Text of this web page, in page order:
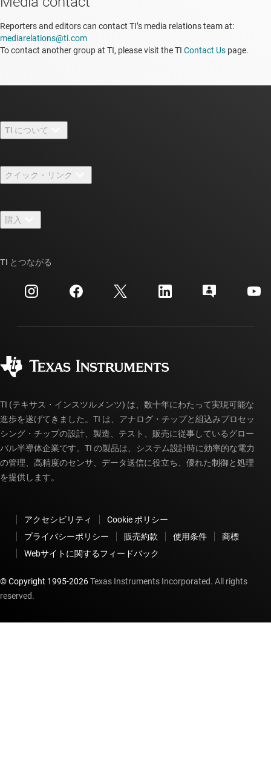
Reporters and editors can contact TI’s media relations team at:
mediarelations@ti.com
To contact another group at TI, please visit the TI Contact Us page.
TI について
採用情報
ニュース
イベント
投資家向け情報
クイック・リンク
TI E2E™ 設計サポート・フォーラム
クロスリファレンス検索
カスタマー・サポート・センター
myTI アカウントの FAQ
購入
ご注文に関する FAQ
TI とつながる
TI (テキサス・インスツルメンツ) は、数十年にわたって実現可能な
進歩を遂げてきました。TI は、アナログ・チップと組込みプロセッ
シング・チップの設計、製造、テスト、販売に従事しているグロー
バル半導体企業です。TI の製品は、システム設計時に効率的な電力
の管理、高精度のセンサ、データ送信に役立ち、優れた制御と処理
を提供します。
アクセシビリティ
Cookie ポリシー
プライバシーポリシー
販売約款 使用条件
商標
Webサイトに関するフィードバック
© Copyright 1995-2026Texas Instruments Incorporated. All rights
reserved.